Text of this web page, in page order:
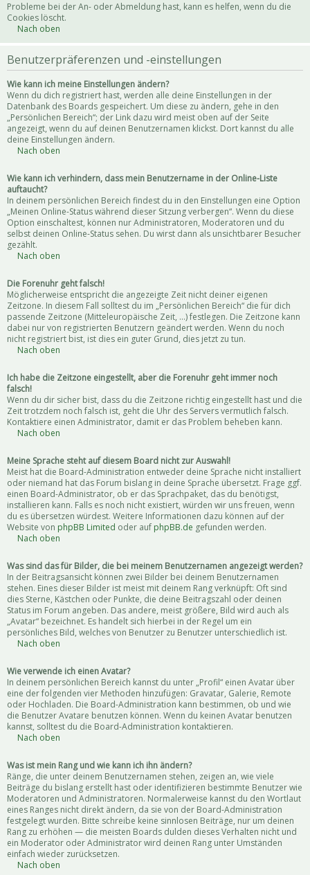
Probleme bei der An- oder Abmeldung hast, kann es helfen, wenn du die
Cookies löscht.
Nach oben
Benutzerpräferenzen und -einstellungen
Wie kann ich meine Einstellungen ändern?
Wenn du dich registriert hast, werden alle deine Einstellungen in der
Datenbank des Boards gespeichert. Um diese zu ändern, gehe in den
„Persönlichen Bereich“; der Link dazu wird meist oben auf der Seite
angezeigt, wenn du auf deinen Benutzernamen klickst. Dort kannst du alle
deine Einstellungen ändern.
Nach oben
Wie kann ich verhindern, dass mein Benutzername in der Online-Liste
auftaucht?
In deinem persönlichen Bereich findest du in den Einstellungen eine Option
„Meinen Online-Status während dieser Sitzung verbergen“. Wenn du diese
Option einschaltest, können nur Administratoren, Moderatoren und du
selbst deinen Online-Status sehen. Du wirst dann als unsichtbarer Besucher
gezählt.
Nach oben
Die Forenuhr geht falsch!
Möglicherweise entspricht die angezeigte Zeit nicht deiner eigenen
Zeitzone. In diesem Fall solltest du im „Persönlichen Bereich“ die für dich
passende Zeitzone (Mitteleuropäische Zeit, ...) festlegen. Die Zeitzone kann
dabei nur von registrierten Benutzern geändert werden. Wenn du noch
nicht registriert bist, ist dies ein guter Grund, dies jetzt zu tun.
Nach oben
Ich habe die Zeitzone eingestellt, aber die Forenuhr geht immer noch
falsch!
Wenn du dir sicher bist, dass du die Zeitzone richtig eingestellt hast und die
Zeit trotzdem noch falsch ist, geht die Uhr des Servers vermutlich falsch.
Kontaktiere einen Administrator, damit er das Problem beheben kann.
Nach oben
Meine Sprache steht auf diesem Board nicht zur Auswahl!
Meist hat die Board-Administration entweder deine Sprache nicht installiert
oder niemand hat das Forum bislang in deine Sprache übersetzt. Frage ggf.
einen Board-Administrator, ob er das Sprachpaket, das du benötigst,
installieren kann. Falls es noch nicht existiert, würden wir uns freuen, wenn
du es übersetzen würdest. Weitere Informationen dazu können auf der
Website von phpBB Limited oder auf phpBB.de gefunden werden.
Nach oben
Was sind das für Bilder, die bei meinem Benutzernamen angezeigt werden?
In der Beitragsansicht können zwei Bilder bei deinem Benutzernamen
stehen. Eines dieser Bilder ist meist mit deinem Rang verknüpft: Oft sind
dies Sterne, Kästchen oder Punkte, die deine Beitragszahl oder deinen
Status im Forum angeben. Das andere, meist größere, Bild wird auch als
„Avatar“ bezeichnet. Es handelt sich hierbei in der Regel um ein
persönliches Bild, welches von Benutzer zu Benutzer unterschiedlich ist.
Nach oben
Wie verwende ich einen Avatar?
In deinem persönlichen Bereich kannst du unter „Profil“ einen Avatar über
eine der folgenden vier Methoden hinzufügen: Gravatar, Galerie, Remote
oder Hochladen. Die Board-Administration kann bestimmen, ob und wie
die Benutzer Avatare benutzen können. Wenn du keinen Avatar benutzen
kannst, solltest du die Board-Administration kontaktieren.
Nach oben
Was ist mein Rang und wie kann ich ihn ändern?
Ränge, die unter deinem Benutzernamen stehen, zeigen an, wie viele
Beiträge du bislang erstellt hast oder identifizieren bestimmte Benutzer wie
Moderatoren und Administratoren. Normalerweise kannst du den Wortlaut
eines Ranges nicht direkt ändern, da sie von der Board-Administration
festgelegt wurden. Bitte schreibe keine sinnlosen Beiträge, nur um deinen
Rang zu erhöhen — die meisten Boards dulden dieses Verhalten nicht und
ein Moderator oder Administrator wird deinen Rang unter Umständen
einfach wieder zurücksetzen.
Nach oben